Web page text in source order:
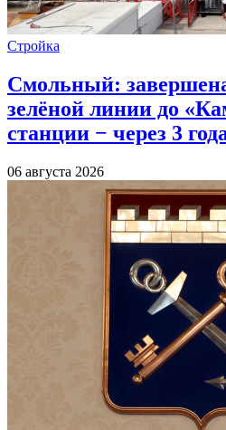
Стройка
Смольный:
зелёной линии до
станции − через 3
06 августа 2026